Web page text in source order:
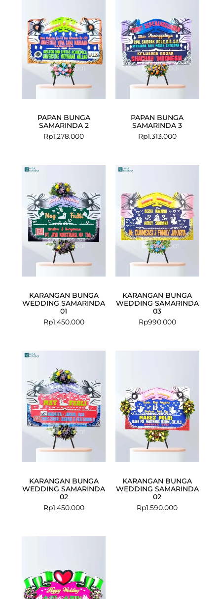
PAPAN BUNGA
SAMARINDA 2
Rp1.278.000
PAPAN BUNGA
SAMARINDA 3
Rp1.313.000
KARANGAN BUNGA
WEDDING SAMARINDA
01
Rp1.450.000
KARANGAN BUNGA
WEDDING SAMARINDA
03
Rp990.000
KARANGAN BUNGA
WEDDING SAMARINDA
02
Rp1.450.000
KARANGAN BUNGA
WEDDING SAMARINDA
02
Rp1.590.000